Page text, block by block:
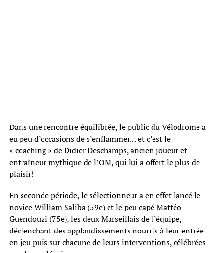
Dans une rencontre équilibrée, le public du Vélodrome a
eu peu d’occasions de s’enflammer… et c’est le
« coaching » de Didier Deschamps, ancien joueur et
entraîneur mythique de l’OM, qui lui a offert le plus de
plaisir!
En seconde période, le sélectionneur a en effet lancé le
novice William Saliba (59e) et le peu capé Mattéo
Guendouzi (75e), les deux Marseillais de l’équipe,
déclenchant des applaudissements nourris à leur entrée
en jeu puis sur chacune de leurs interventions, célébrées